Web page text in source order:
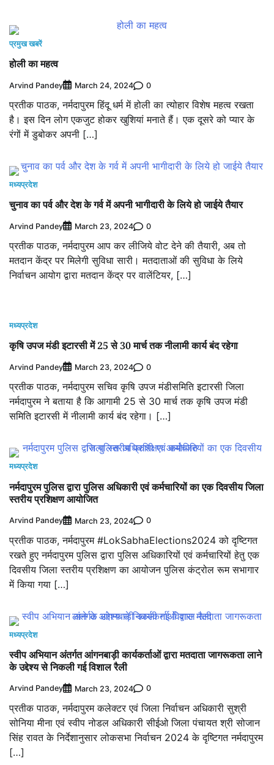
प्रमुख खबरें
होली का महत्व
Arvind Pandey March 24, 2024 0
प्रतीक पाठक, नर्मदापुरम हिंदू धर्म में होली का त्योहार विशेष महत्व रखता
है। इस दिन लोग एकजुट होकर खुशियां मनाते हैं। एक दूसरे को प्यार के
रंगों में डुबोकर अपनी […]
मध्यप्रदेश
चुनाव का पर्व और देश के गर्व में अपनी भागीदारी के लिये हो जाईये तैयार
Arvind Pandey March 23, 2024 0
प्रतीक पाठक, नर्मदापुरम आप कर लीजिये वोट देने की तैयारी, अब तो
मतदान केंद्र पर मिलेगी सुविधा सारी। मतदाताओं की सुविधा के लिये
निर्वाचन आयोग द्वारा मतदान केंद्र पर वालेंटियर, […]
मध्यप्रदेश
कृषि उपज मंडी इटारसी में 25 से 30 मार्च तक नीलामी कार्य बंद रहेगा
Arvind Pandey March 23, 2024 0
प्रतीक पाठक, नर्मदापुरम सचिव कृषि उपज मंडीसमिति इटारसी जिला
नर्मदापुरम ने बताया है कि आगामी 25 से 30 मार्च तक कृषि उपज मंडी
समिति इटारसी में नीलामी कार्य बंद रहेगा। […]
मध्यप्रदेश
नर्मदापुरम पुलिस द्वारा पुलिस अधिकारी एवं कर्मचारियों का एक दिवसीय जिला
स्तरीय प्रशिक्षण आयोजित
Arvind Pandey March 23, 2024 0
प्रतीक पाठक, नर्मदापुरम #LokSabhaElections2024 को दृष्टिगत
रखते हुए नर्मदापुरम पुलिस द्वारा पुलिस अधिकारियों एवं कर्मचारियों हेतु एक
दिवसीय जिला स्तरीय प्रशिक्षण का आयोजन पुलिस कंट्रोल रूम सभागार
में किया गया […]
मध्यप्रदेश
स्वीप अभियान अंतर्गत आंगनबाड़ी कार्यकर्ताओं द्वारा मतदाता जागरूकता लाने
के उद्देश्य से निकली गई विशाल रैली
Arvind Pandey March 23, 2024 0
प्रतीक पाठक, नर्मदापुरम कलेक्टर एवं जिला निर्वाचन अधिकारी सुश्री
सोनिया मीना एवं स्वीप नोडल अधिकारी सीईओ जिला पंचायत श्री सोजान
सिंह रावत के निर्देशानुसार लोकसभा निर्वाचन 2024 के दृष्टिगत नर्मदापुरम
[…]